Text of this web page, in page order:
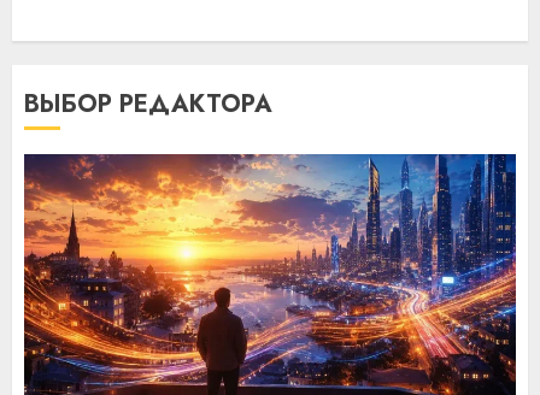
ВЫБОР РЕДАКТОРА